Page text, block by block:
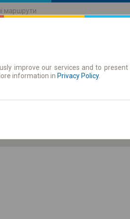
маршрути
Абонементи
improve our services and to
information in Privacy Policy.